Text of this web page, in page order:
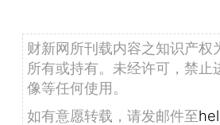
财新网所刊载内容之知识产
所有或持有。未经许可，禁
像等任何使用。
如有意愿转载，请发邮件至